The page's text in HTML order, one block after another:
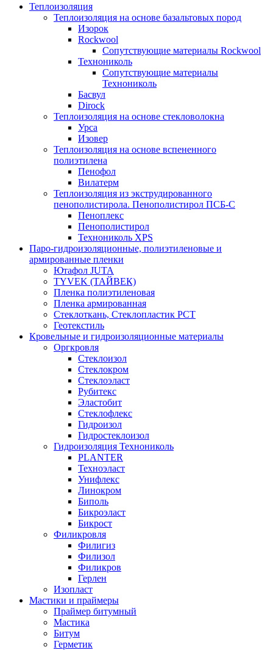
Теплоизоляция
Теплоизоляция на основе базальтовых пород
Изорок
Rockwool
Сопутствующие материалы Rockwool
Технониколь
Сопутствующие материалы
Технониколь
Басвул
Dirock
Теплоизоляция на основе стекловолокна
Урса
Изовер
Теплоизоляция на основе вспененного
полиэтилена
Пенофол
Вилатерм
Теплоизоляция из экструдированного
пенополистирола. Пенополистирол ПСБ-С
Пеноплекс
Пенополистирол
Технониколь XPS
Паро-гидроизоляционные, полиэтиленовые и
армированные пленки
Ютафол JUTA
TYVEK (ТАЙВЕК)
Пленка полиэтиленовая
Пленка армированная
Стеклоткань, Стеклопластик РСТ
Геотекстиль
Кровельные и гидроизоляционные материалы
Оргкровля
Стеклоизол
Стеклокром
Стеклоэласт
Рубитекс
Эластобит
Стеклофлекс
Гидроизол
Гидростеклоизол
Гидроизоляция Технониколь
PLANTER
Техноэласт
Унифлекс
Линокром
Биполь
Бикроэласт
Бикрост
Филикровля
Филигиз
Филизол
Филикров
Герлен
Изопласт
Мастики и праймеры
Праймер битумный
Мастика
Битум
Герметик